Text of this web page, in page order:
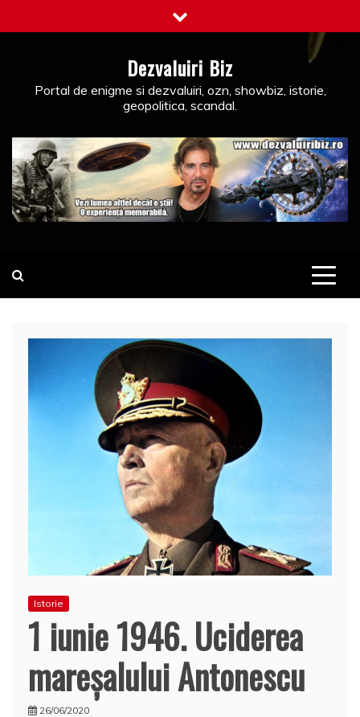
to
Dezvaluiri Biz
Portal de enigme si dezvaluiri, ozn, showbiz, istorie,
geopolitica, scandal.
Istorie
1 iunie 1946. Uciderea
mareşalului Antonescu
26/06/2020